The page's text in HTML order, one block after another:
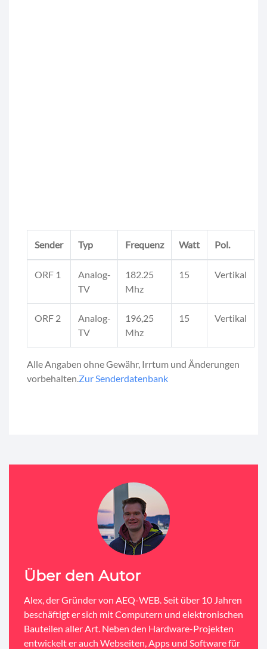
Sender Typ Frequenz Watt Pol.
ORF 1
Analog-
TV
182.25
Mhz
15 Vertikal
ORF 2
Analog-
TV
196,25
Mhz
15 Vertikal
Alle Angaben ohne Gewähr, Irrtum und Änderungen
vorbehalten. Zur Senderdatenbank
Über den Autor
Alex, der Gründer von AEQ-WEB. Seit über 10 Jahren
beschäftigt er sich mit Computern und elektronischen
Bauteilen aller Art. Neben den Hardware-Projekten
entwickelt er auch Webseiten, Apps und Software für